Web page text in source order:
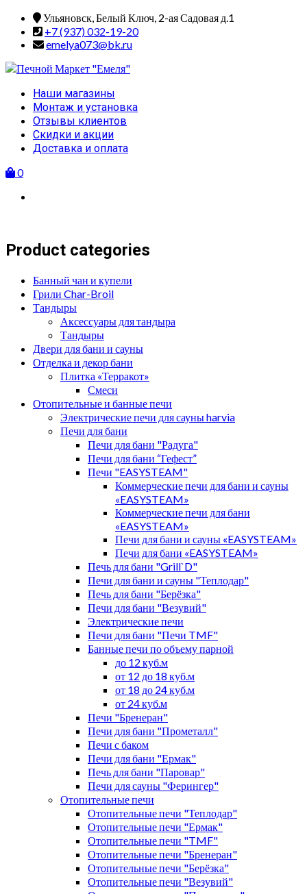
Skip
content
Ульяновск, Белый Ключ, 2-ая Садовая д.1
+7 (937) 032-19-20
emelya073@bk.ru
Primary
Menu
Наши магазины
Монтаж и установка
Отзывы клиентов
Скидки и акции
Доставка и оплата
0
Product categories
Банный чан и купели
Грили Char-Broil
Тандыры
Аксессуары для тандыра
Тандыры
Двери для бани и сауны
Отделка и декор бани
Плитка «Терракот»
Смеси
Отопительные и банные печи
Электрические печи для сауны harvia
Печи для бани
Печи для бани "Радуга"
Печи для бани “Гефест”
Печи "EASYSTEAM"
Коммерческие печи для бани и сауны
«EASYSTEAM»
Коммерческие печи для бани
«EASYSTEAM»
Печи для бани и сауны «EASYSTEAM»
Печи для бани «EASYSTEAM»
Печь для бани "Grill`D"
Печи для бани и сауны "Теплодар"
Печь для бани "Берёзка"
Печи для бани "Везувий"
Электрические печи
Печи для бани "Печи TMF"
Банные печи по объему парной
до 12 куб.м
от 12 до 18 куб.м
от 18 до 24 куб.м
от 24 куб.м
Печи "Бренеран"
Печи для бани "Прометалл"
Печи с баком
Печи для бани "Ермак"
Печь для бани "Паровар"
Печи для сауны "Ферингер"
Отопительные печи
Отопительные печи "Теплодар"
Отопительные печи "Ермак"
Отопительные печи "TMF"
Отопительные печи "Бренеран"
Отопительные печи "Берёзка"
Отопительные печи "Везувий"